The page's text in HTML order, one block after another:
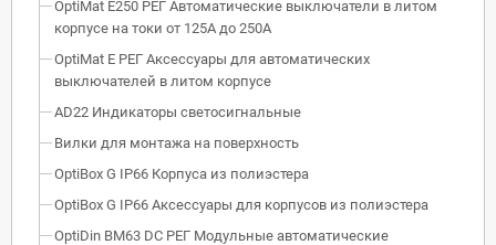
OptiMat E250 РЕГ Автоматические выключатели в литом
корпусе на токи от 125А до 250А
OptiMat E РЕГ Аксессуары для автоматических
выключателей в литом корпусе
AD22 Индикаторы светосигнальные
Вилки для монтажа на поверхность
OptiBox G IP66 Корпуса из полиэстера
OptiBox G IP66 Аксессуары для корпусов из полиэстера
OptiDin BM63 DC РЕГ Модульные автоматические